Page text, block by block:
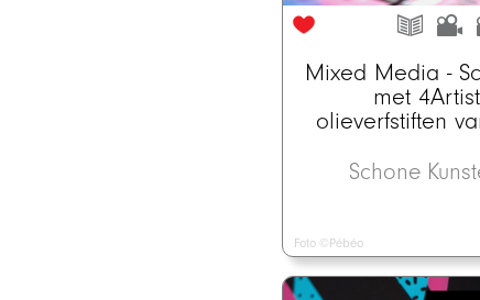
Mixed Media -
met
olieverfstiften
Schone
Foto ©Pébéo